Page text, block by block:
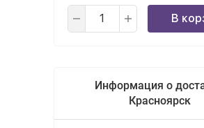
В
Информация о
Красноярск